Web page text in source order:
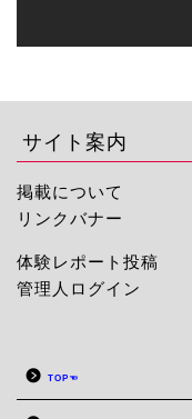
サイト案内
掲載について
リンクバナー
体験レポート投稿
管理人ログイン
TOP☜